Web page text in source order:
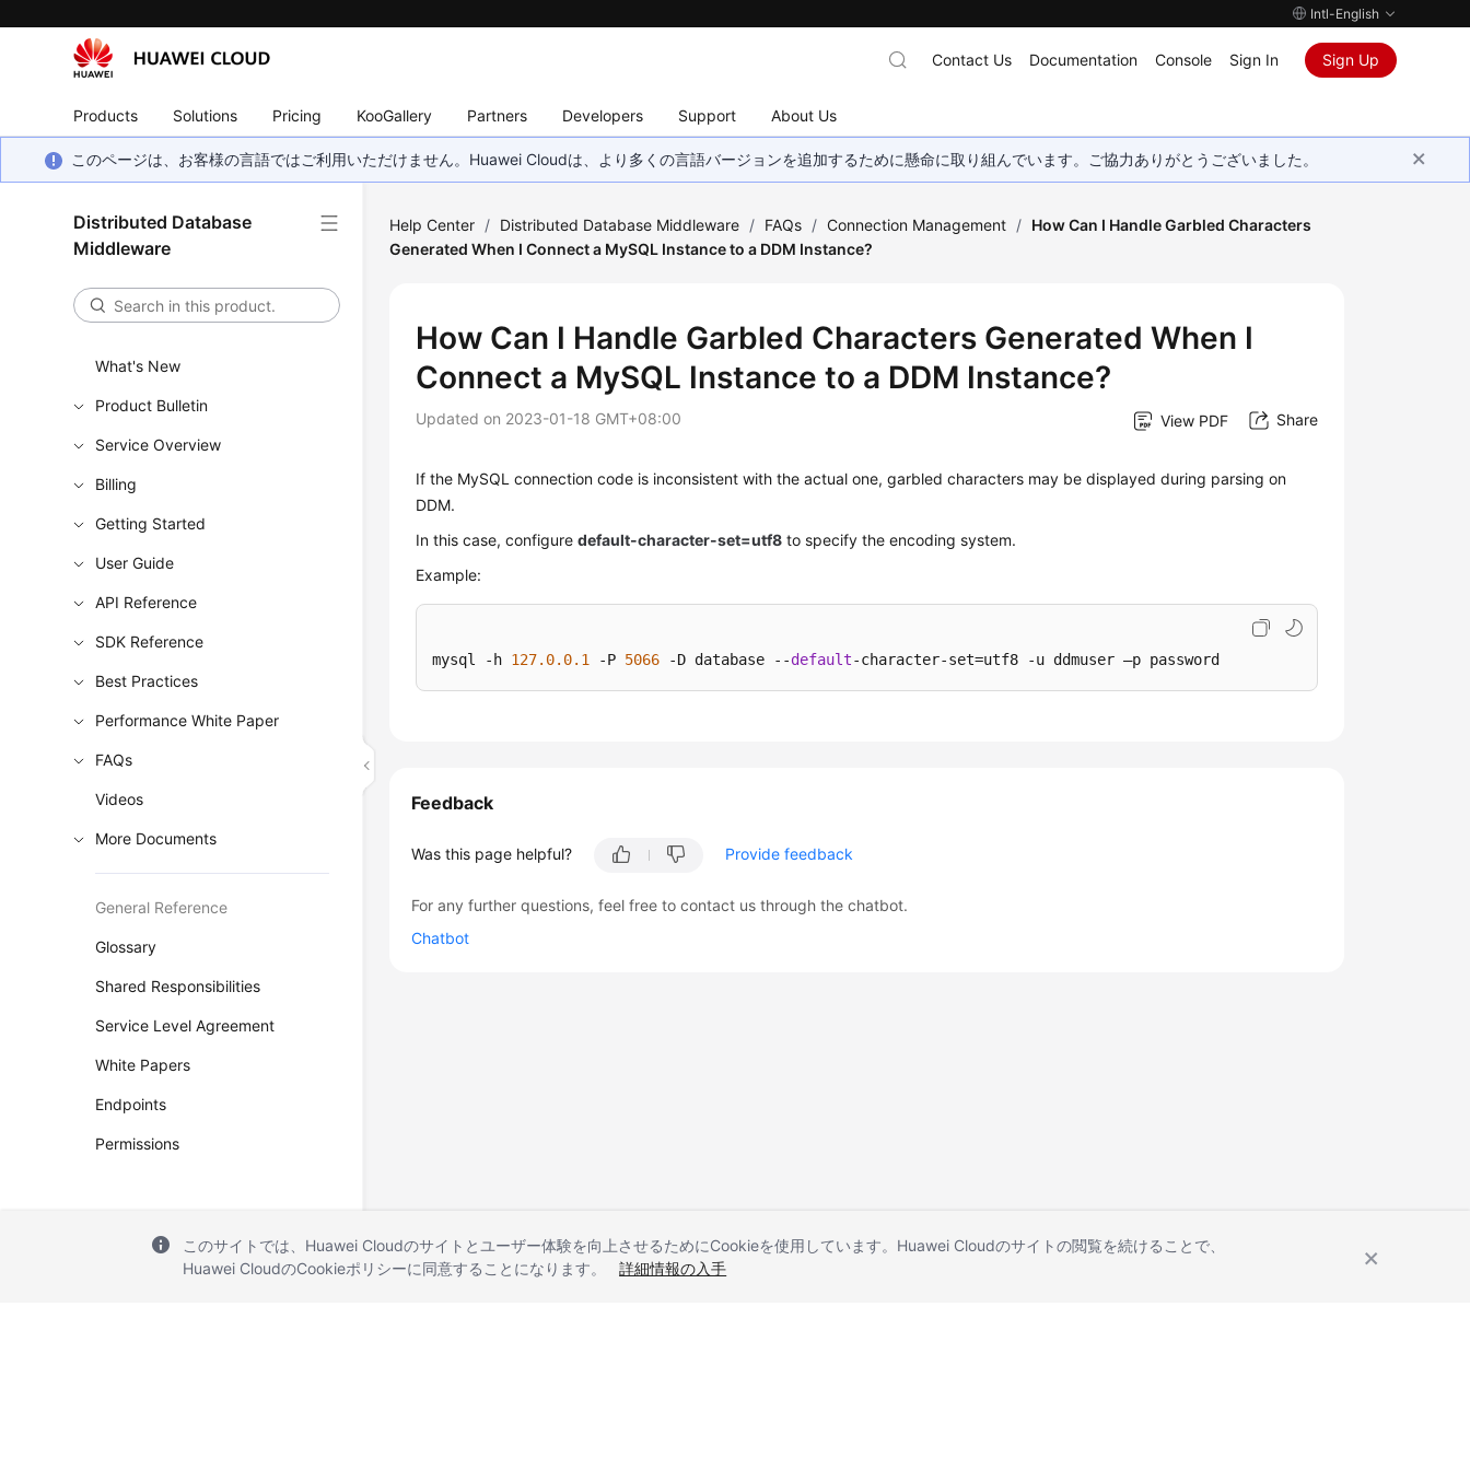
Intl-English
Products Solutions Pricing KooGallery Partners Developers Support About Us
Contact Us Documentation Console Sign In Sign Up
このページは、お客様の言語ではご利用いただけません。Huawei Cloudは、より多くの言語バージョンを追加するために懸命に取り組んでいます。ご協力ありがとうございました。
Distributed Database
Middleware
What's New
Product Bulletin
Service Overview
Billing
Getting Started
User Guide
API Reference
SDK Reference
Best Practices
Performance White Paper
FAQs
Videos
More Documents
General Reference
Glossary
Shared Responsibilities
Service Level Agreement
White Papers
Endpoints
Permissions
Help Center / Distributed Database Middleware / FAQs / Connection Management / How Can I Handle Garbled Characters
Generated When I Connect a MySQL Instance to a DDM Instance?
How Can I Handle Garbled Characters Generated When I
Connect a MySQL Instance to a DDM Instance?
Updated on 2023-01-18 GMT+08:00 View PDF Share
If the MySQL connection code is inconsistent with the actual one, garbled characters may be displayed during parsing on
DDM.
In this case, configuredefault-character-set=utf8 to specify the encoding system.
Example:
mysql -h 127.0.0.1 -P 5066 -D database --default-character-set=utf8 -u ddmuser –p password
Feedback
Was this page helpful? Provide feedback
For any further questions, feel free to contact us through the chatbot.
Chatbot
このサイトでは、Huawei Cloudのサイトとユーザー体験を向上させるためにCookieを使用しています。Huawei Cloudのサイトの閲覧を続けることで、
Huawei CloudのCookieポリシーに同意することになります。
詳細情報の入手